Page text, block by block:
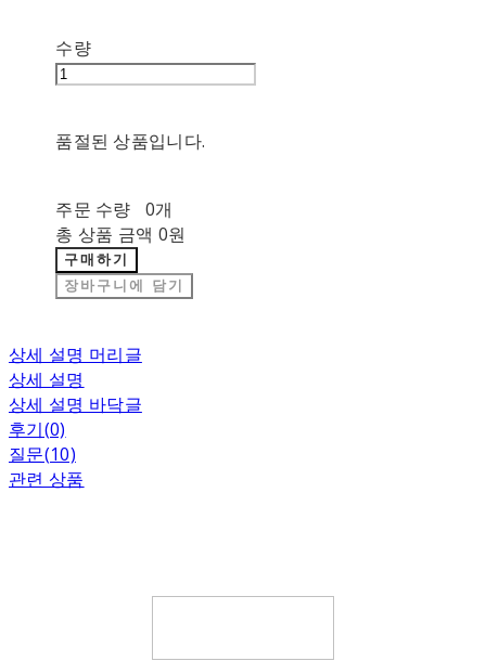
수량
품절된 상품입니다.
주문 수량
0개
총 상품 금액 0원
구매하기
장바구니에 담기
상세 설명 머리글
상세 설명
상세 설명 바닥글
후기(0)
질문(10)
관련 상품